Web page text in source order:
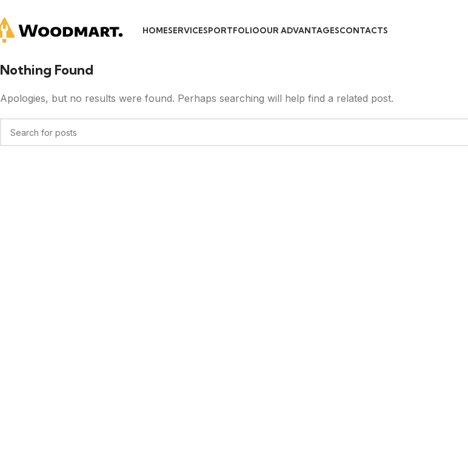
HOMESERVICESPORTFOLIOOUR ADVANTAGESCONTACTS
Nothing Found
Apologies, but no results were found. Perhaps searching will help find a related post.